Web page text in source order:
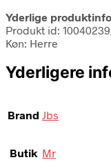
Yderlige
Produkt id:
Køn: Herre
Yderligere
Brand Jbs
Butik Mr